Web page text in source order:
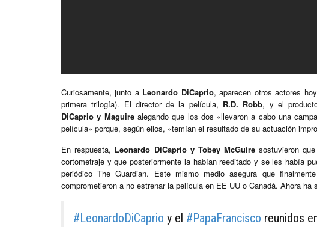
Curiosamente, junto a Leonardo DiCaprio, aparecen otros actores
primera trilogía). El director de la película, R.D. Robb, y el
DiCaprio y Maguirealegando que los dos «llevaron a cabo una
película» porque, según ellos, «temían el resultado de su actuación
En respuesta, Leonardo DiCaprio y Tobey McGuire sostuvieron
cortometraje y que posteriormente la habían reeditado y se les había
periódico The Guardian. Este mismo medio asegura que
comprometieron a no estrenar la película en EE UU o Canadá. Ahora ha
#LeonardoDiCaprio y el #PapaFrancisco reunidos